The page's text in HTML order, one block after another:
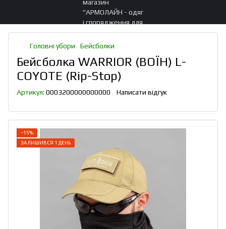
Головні убори Бейсболки
Бейсболка WARRIOR (ВОЇН) L-
COYOTE (Rip-Stop)
Артикул: 0003200000000000 Написати відгук
−15%
ЗАЛИШИВСЯ 1 ДЕНЬ